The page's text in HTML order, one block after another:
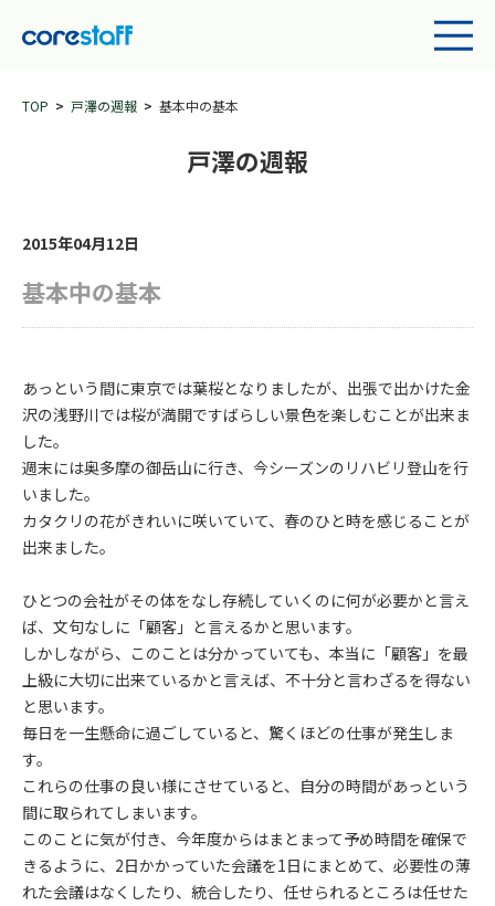
TOP 戸澤の週報 基本中の基本
戸澤の週報
2015年04月12日
基本中の基本
あっという間に東京では葉桜となりましたが、出張で出かけた金
沢の浅野川では桜が満開ですばらしい景色を楽しむことが出来ま
した。
週末には奥多摩の御岳山に行き、今シーズンのリハビリ登山を行
いました。
カタクリの花がきれいに咲いていて、春のひと時を感じることが
出来ました。
ひとつの会社がその体をなし存続していくのに何が必要かと言え
ば、文句なしに「顧客」と言えるかと思います。
しかしながら、このことは分かっていても、本当に「顧客」を最
上級に大切に出来ているかと言えば、不十分と言わざるを得ない
と思います。
毎日を一生懸命に過ごしていると、驚くほどの仕事が発生しま
す。
これらの仕事の良い様にさせていると、自分の時間があっという
間に取られてしまいます。
このことに気が付き、今年度からはまとまって予め時間を確保で
きるように、2日かかっていた会議を1日にまとめて、必要性の薄
れた会議はなくしたり、統合したり、任せられるところは任せた